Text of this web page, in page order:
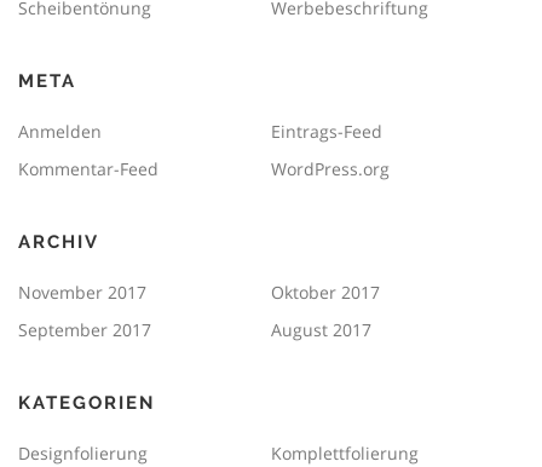
Scheibentönung
Werbebeschriftung
META
Anmelden
Eintrags-Feed
Kommentar-Feed
WordPress.org
ARCHIV
November 2017
Oktober 2017
September 2017
August 2017
KATEGORIEN
Designfolierung
Komplettfolierung